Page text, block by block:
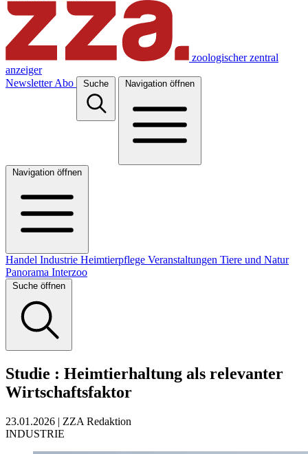
zoologischer zentral
anzeiger
Newsletter Abo Suche Navigation öffnen
Navigation öffnen
Handel Industrie Heimtierpflege Veranstaltungen Tiere und Natur
Panorama Interzoo
Suche öffnen
Studie : Heimtierhaltung als relevanter
Wirtschaftsfaktor
23.01.2026 | ZZA Redaktion
INDUSTRIE